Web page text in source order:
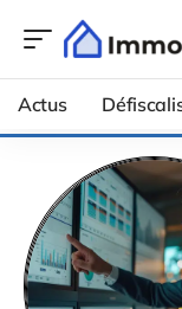
Actus